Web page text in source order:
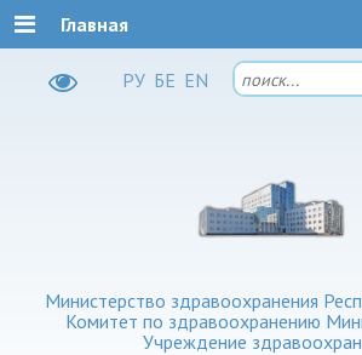
РУ БЕ EN
Министерство здравоохранения
Комитет по здравоохранению
Учреждение
Главная